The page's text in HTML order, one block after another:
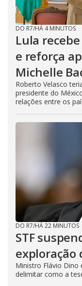
DO R7/HÁ 4 MINUTOS
Lula
e reforça
Michelle
Roberto Velasco
presidente do
relações entre os
DO R7/HÁ 22 MINUTOS
STF
exploração
Ministro Flávio Dino
delimitar como a